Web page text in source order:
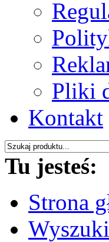
Pliki
Kontakt
Tu jesteś:
Strona